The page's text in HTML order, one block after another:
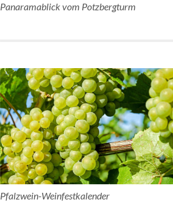
Panaramablick vom Potzbergturm
Pfalzwein-Weinfestkalender